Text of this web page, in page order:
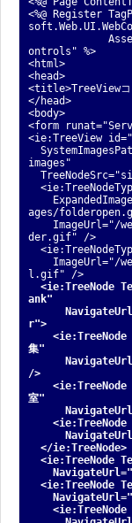
<%@ Register
ontrols" %>
<html>
<head>
<title>TreeViewコ
</head>
<body>
<form
<ie:TreeView
images"
ages/
ImageUrl="/
der.gif" />
ImageUrl="/
l.gif" />
<ie:TreeNode
ank"
r">
<ie:TreeNode
集"
/>
<ie:TreeNode
室"
<ie:TreeNode
</ie:TreeNode>
<ie:TreeNode
<ie:TreeNode
<ie:TreeNode